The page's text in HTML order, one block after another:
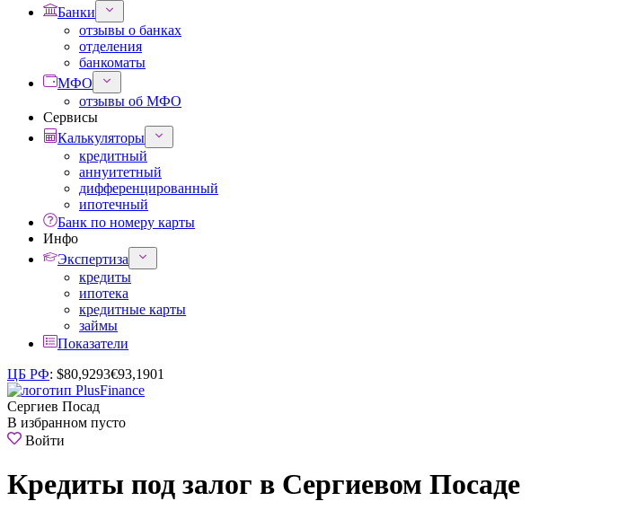
Банки
отзывы о банках
отделения
банкоматы
МФО
отзывы об МФО
Сервисы
Калькуляторы
кредитный
аннуитетный
дифференцированный
ипотечный
Банк по номеру карты
Инфо
Экспертиза
кредиты
ипотека
кредитные карты
займы
Показатели
ЦБ РФ: $80,9293€93,1901
Сергиев Посад
В избранном пусто
Войти
Кредиты под залог в Сергиевом Посаде